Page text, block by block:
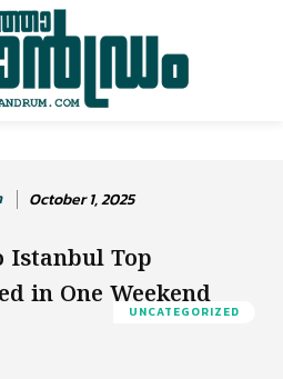
October 1, 2025
Istanbul Top
in One Weekend
UNCATEGORIZED